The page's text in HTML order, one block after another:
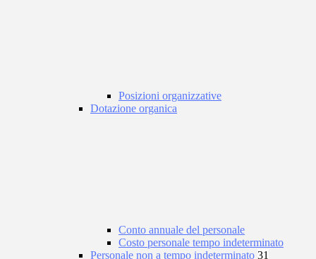
Posizioni organizzative
Dotazione organica
Conto annuale del personale
Costo personale tempo indeterminato
Personale non a tempo indeterminato 31